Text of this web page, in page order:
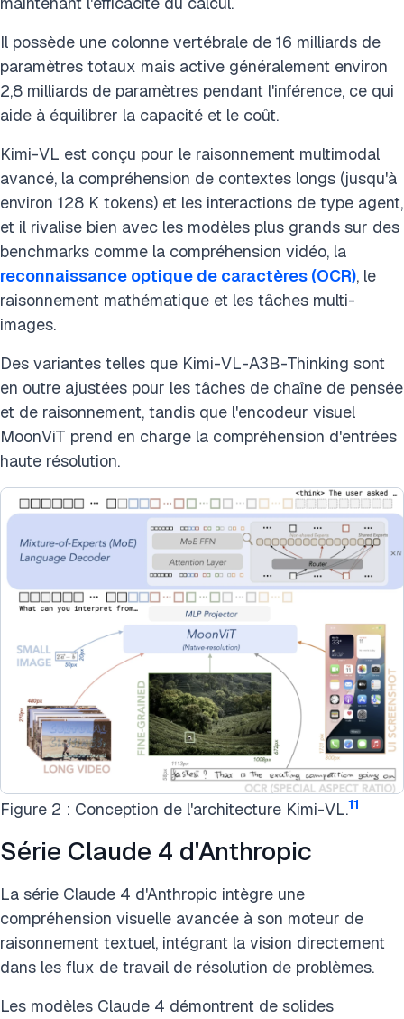
Il possède une colonne vertébrale de 16 milliards de
paramètres totaux mais active généralement environ
2,8 milliards de paramètres pendant l'inférence, ce qui
aide à équilibrer la capacité et le coût.
Kimi-VL est conçu pour le raisonnement multimodal
avancé, la compréhension de contextes longs (jusqu'à
environ 128 K tokens) et les interactions de type agent,
et il rivalise bien avec les modèles plus grands sur des
benchmarks comme la compréhension vidéo, la
reconnaissance optique de caractères (OCR), le
raisonnement mathématique et les tâches multi-
images.
Des variantes telles que Kimi-VL-A3B-Thinking sont
en outre ajustées pour les tâches de chaîne de pensée
et de raisonnement, tandis que l'encodeur visuel
MoonViT prend en charge la compréhension d'entrées
haute résolution.
Figure 2 : Conception de l'architecture Kimi-VL.11
Série Claude 4 d'Anthropic
La série Claude 4 d'Anthropic intègre une
compréhension visuelle avancée à son moteur de
raisonnement textuel, intégrant la vision directement
dans les flux de travail de résolution de problèmes.
Les modèles Claude 4 démontrent de solides